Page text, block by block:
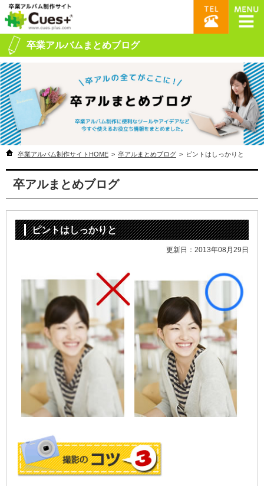
卒業アルバムまとめブログ
卒業アルバム制作サイトHOME > 卒アルまとめブログ > ピントはしっかりと
卒アルまとめブログ
ピントはしっかりと
更新日：2013年08月29日